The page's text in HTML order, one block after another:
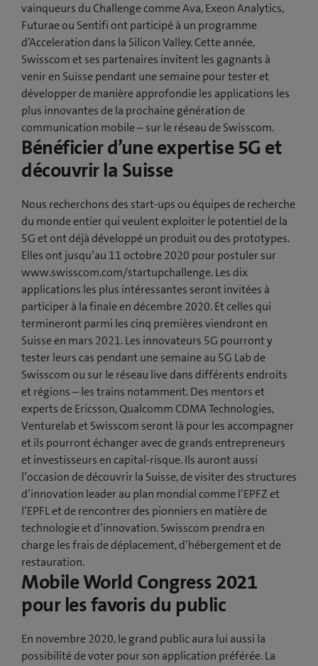
vainqueurs du Challenge comme Ava, Exeon Analytics,
Futurae ou Sentifi ont participé à un programme
d’Acceleration dans la Silicon Valley. Cette année,
Swisscom et ses partenaires invitent les gagnants à
venir en Suisse pendant une semaine pour tester et
développer de manière approfondie les applications les
plus innovantes de la prochaine génération de
communication mobile – sur le réseau de Swisscom.
Bénéficier d’une expertise 5G et
découvrir la Suisse
Nous recherchons des start-ups ou équipes de recherche
du monde entier qui veulent exploiter le potentiel de la
5G et ont déjà développé un produit ou des prototypes.
Elles ont jusqu’au 11 octobre 2020 pour postuler sur
www.swisscom.com/startupchallenge. Les dix
applications les plus intéressantes seront invitées à
participer à la finale en décembre 2020. Et celles qui
termineront parmi les cinq premières viendront en
Suisse en mars 2021. Les innovateurs 5G pourront y
tester leurs cas pendant une semaine au 5G Lab de
Swisscom ou sur le réseau live dans différents endroits
et régions – les trains notamment. Des mentors et
experts de Ericsson, Qualcomm CDMA Technologies,
Venturelab et Swisscom seront là pour les accompagner
et ils pourront échanger avec de grands entrepreneurs
et investisseurs en capital-risque. Ils auront aussi
l’occasion de découvrir la Suisse, de visiter des structures
d’innovation leader au plan mondial comme l’EPFZ et
l’EPFL et de rencontrer des pionniers en matière de
technologie et d’innovation. Swisscom prendra en
charge les frais de déplacement, d’hébergement et de
restauration.
Mobile World Congress 2021
pour les favoris du public
En novembre 2020, le grand public aura lui aussi la
possibilité de voter pour son application préférée. La